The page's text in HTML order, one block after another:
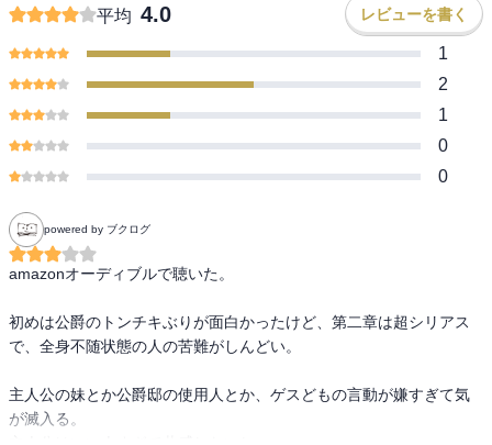
平均 4.0 レビューを書く
1
2
1
0
0
powered by ブクログ
amazonオーディブルで聴いた。
初めは公爵のトンチキぶりが面白かったけど、第二章は超シリアス
で、全身不随状態の人の苦難がしんどい。
主人公の妹とか公爵邸の使用人とか、ゲスどもの言動が嫌すぎて気
が滅入る。